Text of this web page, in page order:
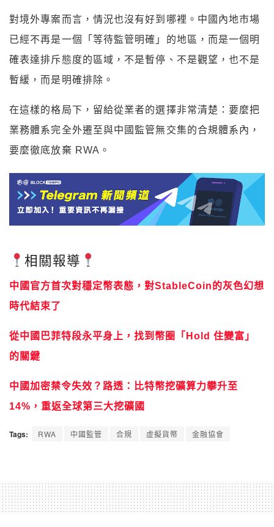
對境外專案而言，情況也沒有好到哪裡。中國內地市場
已經不再是一個「等待監管明確」的地區，而是一個明
確表達排斥態度的區域，不是暫停、不是觀望，也不是
暫緩，而是明確排除。
在這樣的格局下，留給從業者的選擇非常清楚：要麼把
業務體系完全外遷至與中國監管無交集的合規體系內，
要麼徹底放棄 RWA。
相關報導
中國官方首次對穩定幣表態，對StableCoin的灰色幻想
時代結束了
從中國巴菲特段永平身上，找到幣圈「Hold 住變富」
的關鍵
中國加密禁令失效？路透：比特幣挖礦算力攀升至
14%，重返全球第三大挖礦國
Tags: RWA 中國監管 合規 虛擬貨幣 金融協會